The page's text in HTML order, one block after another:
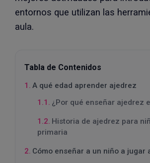
entornos que utilizan las
aula.
Tabla de Contenidos
A qué edad aprender ajedrez
¿Por qué enseñar ajedrez
Historia de ajedrez para
primaria
Cómo enseñar a un niño a jugar